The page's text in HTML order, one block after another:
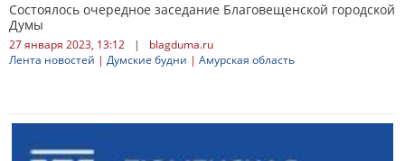
Состоялось очередное заседание Благовещенской городской
Думы
27 января 2023, 13:12 |
blagduma.ru
Лента новостей | Думские будни | Амурская область